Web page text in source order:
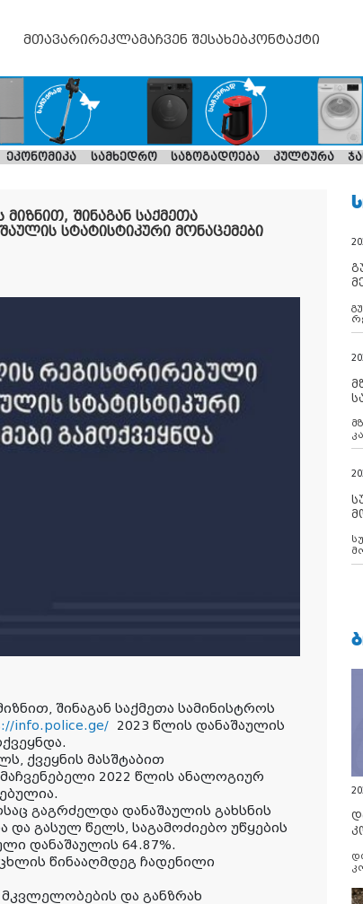
მთავარირეკლამაჩვენ შესახებკონტაქტი
ეკონომიკა სამხედრო საზოგადოება კულტურა
შინაგან საქმეთა
სტატისტიკური მონაცემები
შინაგან საქმეთა სამინისტროს
info.police.ge/
2023 წლის დანაშაულის
ქვეყნის მასშტაბით
2022 წლის ანალოგიურ
გაგრძელდა დანაშაულის გახსნის
და გასულ წელს, საგამოძიებო უწყების
დანაშაულის 64.87%.
წინააღმდეგ ჩადენილი
და განზრახ
სუს-მა